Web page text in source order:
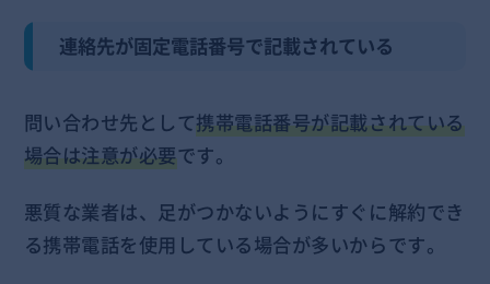
連絡先が固定電話番号で記載されている
問い合わせ先として携帯電話番号が記載されている
場合は注意が必要です。
悪質な業者は、足がつかないようにすぐに解約でき
る携帯電話を使用している場合が多いからです。